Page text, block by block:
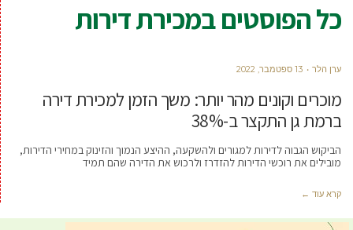
כל הפוסטים במכירת דירות
ערן הלר 13 ספטמבר, 2022
מוכרים וקונים מהר יותר: משך הזמן למכירת דירה
ברמת גן התקצר ב-38%
הביקוש הגבוה לדירות למגורים ולהשקעה, ההיצע הנמוך והזינוק במחירי הדירות,
מובילים את רוכשי הדירות להזדרז ולרכוש את הדירה שהם תמיד
קרא עוד ←